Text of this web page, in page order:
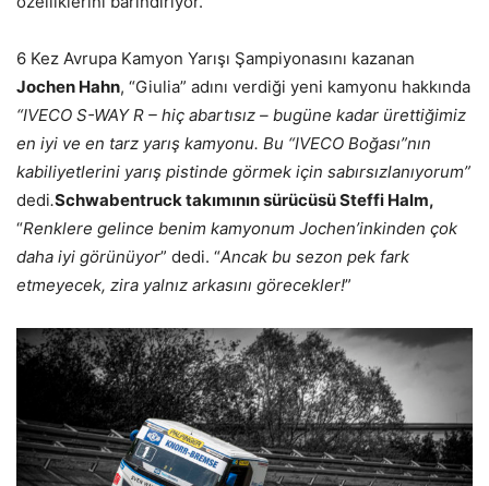
6 Kez Avrupa Kamyon Yarışı Şampiyonasını kazanan
Jochen Hahn, “Giulia” adını verdiği yeni kamyonu hakkında
“IVECO S-WAY R – hiç abartısız – bugüne kadar ürettiğimiz
en iyi ve en tarz yarış kamyonu. Bu “IVECO Boğası”nın
kabiliyetlerini yarış pistinde görmek için sabırsızlanıyorum”
dedi.Schwabentruck takımının sürücüsü Steffi Halm,
“Renklere gelince benim kamyonum Jochen’inkinden çok
daha iyi görünüyor” dedi. “Ancak bu sezon pek fark
etmeyecek, zira yalnız arkasını görecekler!”